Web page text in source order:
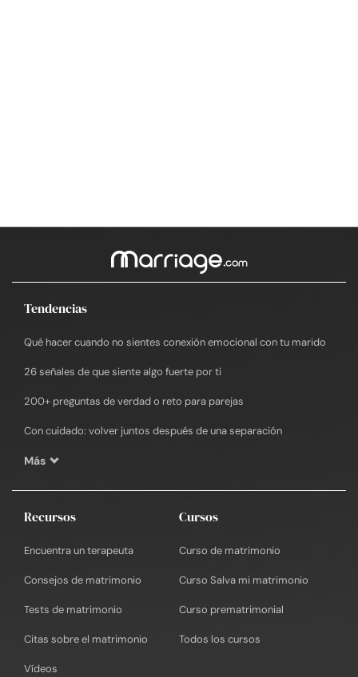
Tendencias
Qué hacer cuando no sientes conexión emocional con tu marido
26 señales de que siente algo fuerte por ti
200+ preguntas de verdad o reto para parejas
Con cuidado: volver juntos después de una separación
Más
Recursos
Encuentra un terapeuta
Consejos de matrimonio
Tests de matrimonio
Citas sobre el matrimonio
Vídeos
Cursos
Curso de matrimonio
Curso Salva mi matrimonio
Curso prematrimonial
Todos los cursos